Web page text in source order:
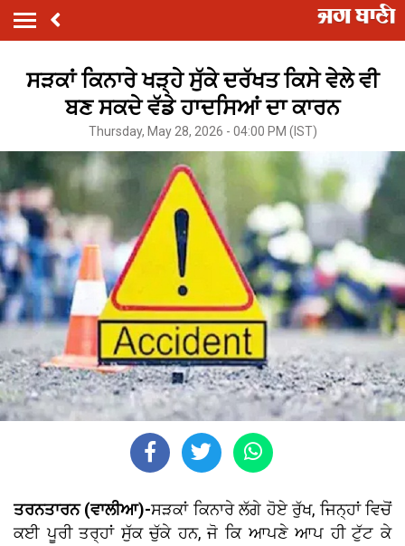
ਸੜਕਾਂ ਕਿਨਾਰੇ ਖੜ੍ਹੇ ਸੁੱਕੇ ਦਰੱਖਤ ਕਿਸੇ ਵੇਲੇ ਵੀ
ਬਣ ਸਕਦੇ ਵੱਡੇ ਹਾਦਸਿਆਂ ਦਾ ਕਾਰਨ
Thursday, May 28, 2026 - 04:00 PM (IST)
ਤਰਨਤਾਰਨ (ਵਾਲੀਆ)-ਸੜਕਾਂ ਕਿਨਾਰੇ ਲੱਗੇ ਹੋਏ ਰੁੱਖ, ਜਿਨ੍ਹਾਂ ਵਿਚੋਂ
ਕਈ ਪੂਰੀ ਤਰ੍ਹਾਂ ਸੁੱਕ ਚੁੱਕੇ ਹਨ, ਜੋ ਕਿ ਆਪਣੇ ਆਪ ਹੀ ਟੁੱਟ ਕੇ